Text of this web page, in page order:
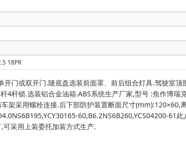
18PR
门或双开门.随底盘选装前面罩、前后组合灯具.驾驶室
锁.选装铝合金油箱.ABS系统生产厂家,型号 :焦作博瑞
架采用螺栓连接.后下部防护装置断面尺寸
60,B6.2NS6B260,YCS04200-61
采用上装委托加装方式生产.